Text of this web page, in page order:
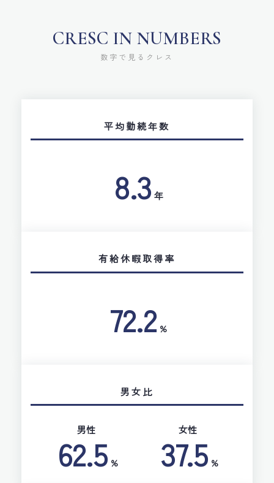
CRESC IN NUMBERS
数字で見るクレス
平均勤続年数
8.3 年
有給休暇取得率
72.2 %
男女比
男性
62.5 %
女性
37.5 %